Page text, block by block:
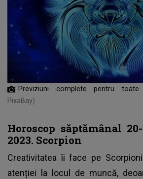
Previziuni complete pentru toate
PixaBay)
Horoscop săptămânal
2023. Scorpion
Creativitatea îi face pe
atenției la locul de muncă,